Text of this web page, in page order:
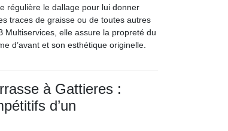
régulière le dallage pour lui donner
traces de graisse ou de toutes autres
Multiservices, elle assure la propreté du
d’avant et son esthétique originelle.
à Gattieres :
d’un